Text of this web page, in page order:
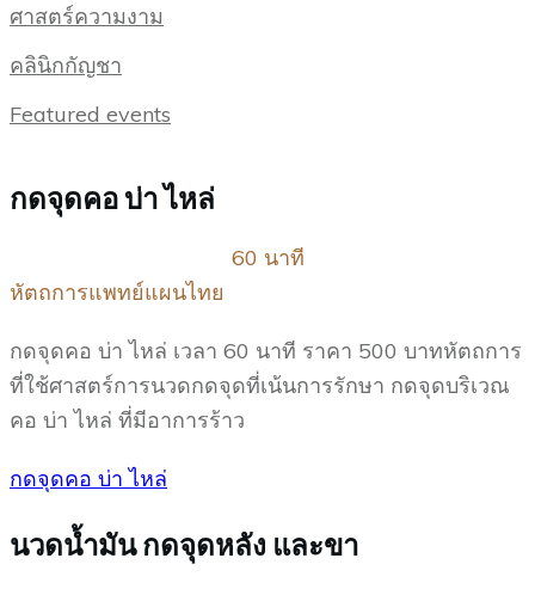
ศาสตร์ความงาม
คลินิกกัญชา
Featured events
กดจุดคอ บ่า ไหล่
60 นาที
หัตถการแพทย์แผนไทย
กดจุดคอ บ่า ไหล่ เวลา 60 นาที ราคา 500 บาทหัตถการ
ที่ใช้ศาสตร์การนวดกดจุดที่เน้นการรักษา กดจุดบริเวณ
คอ บ่า ไหล่ ที่มีอาการร้าว
กดจุดคอ บ่า ไหล่
นวดน้ำมัน กดจุดหลัง และขา